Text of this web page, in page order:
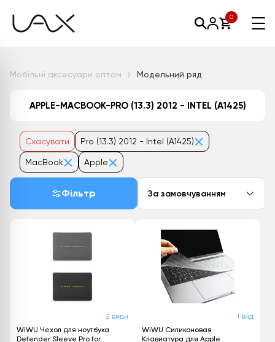
0
Мобільні аксесуари оптом Модельний ряд
APPLE-MACBOOK-PRO (13.3) 2012 - INTEL (A1425)
Скасувати Pro (13.3) 2012 - Intel (A1425)
MacBook Apple
Фільтр За замовчуванням
2 види
WiWU Чехол для ноутбука
Defender Sleeve Pro for
1 вид
WiWU Силиконовая
Клавиатура для Apple